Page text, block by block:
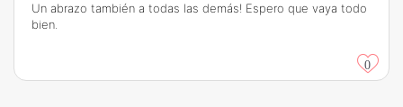
Un abrazo también a todas las demás! Espero que vaya todo
bien.
0